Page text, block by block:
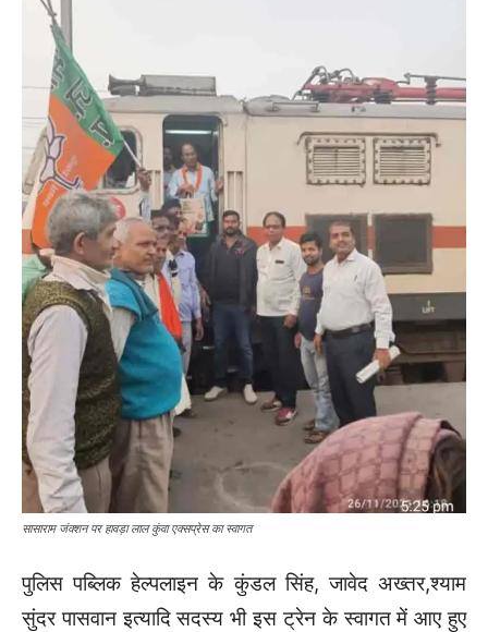
सासाराम जंक्शन पर हावड़ा लाल कुंवा एक्सप्रेस का स्वागत
पुलिस पब्लिक हेल्पलाइन के कुंडल सिंह, जावेद अख्तर,श्याम
सुंदर पासवान इत्यादि सदस्य भी इस ट्रेन के स्वागत में आए हुए